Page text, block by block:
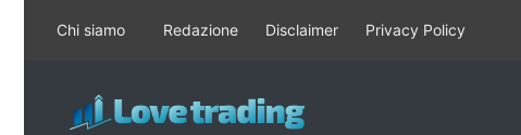
contenuto
Chi siamo Redazione Disclaimer Privacy Policy